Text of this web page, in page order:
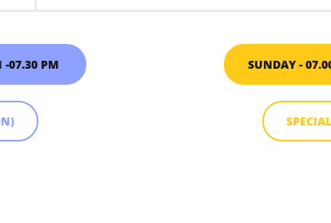
-07.30 PM SUNDAY -